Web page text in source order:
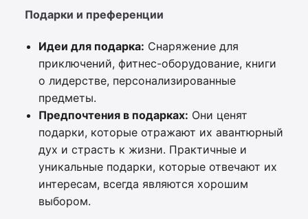
Подарки и преференции
Идеи для подарка: Снаряжение для
приключений, фитнес-оборудование, книги
о лидерстве, персонализированные
предметы.
Предпочтения в подарках: Они ценят
подарки, которые отражают их авантюрный
дух и страсть к жизни. Практичные и
уникальные подарки, которые отвечают их
интересам, всегда являются хорошим
выбором.